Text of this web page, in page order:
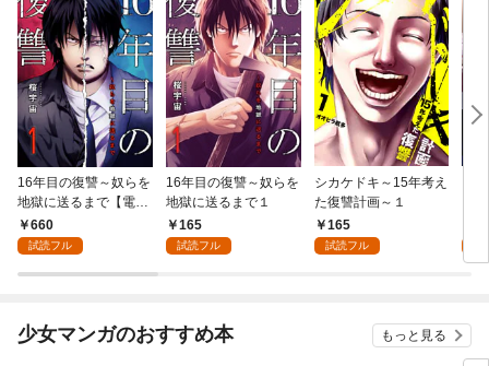
16年目の復讐～奴らを
地獄に送るまで【電子
単行本版】１
660
試読フル
16年目の復讐～奴らを
地獄に送るまで１
165
試読フル
シカケドキ～15年考え
た復讐計画～１
165
試読フル
少女マンガのおすすめ本 もっと見る